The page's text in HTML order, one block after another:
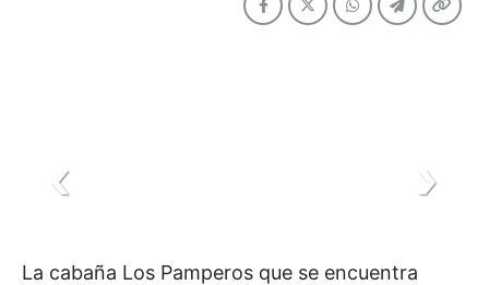
La cabaña Los Pamperos que se encuentra